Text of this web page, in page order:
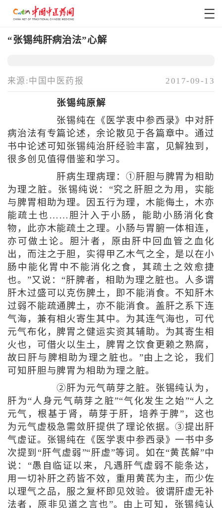
“张锡纯肝病治法”心解
来源:中国中医药报 2017-09-13
张锡纯原解
张锡纯在《医学衷中参西录》中对肝
病治法有专篇论述，余论散见于各篇章中。通过
书中论述可知张锡纯治肝经验丰富，见解独到，
很多创见值得借鉴和学习。
肝病生理病理：①肝胆与脾胃为相助
为理之脏。张锡纯说：“究之肝胆之为用，实能
与脾胃相助为理。因五行为理，木能侮土，木亦
能疏土也……胆汁入于小肠，能助小肠消化食
物，此亦木能疏土之理。小肠与胃腑一体相连，
亦可做土论。胆汁者，原由肝中回血管之血化
出，而注之于胆，实得甲乙木气之全，是以在小
肠中能化胃中不能消化之食，其疏土之效愈捷
也。”又说：“肝脾者，相助为理之脏也。人多谓
肝木过盛可以克伤脾土，即不能消食。不知肝木
过弱不能疏通脾土，亦不能消食。盖肝之系下连
气海，兼有相火寄生其中。为其连气海也，可代
元气布化，脾胃之健运实资其辅助。为其寄生相
火也，可借火以生土，脾胃之饮食更赖之熟腐，
故曰肝与脾相助为理之脏也。”由上之论，我们
可知肝胆与脾胃为相助为理之脏。
②肝为元气萌芽之脏。张锡纯认为，
肝为“人身元气萌芽之脏”“气化发生之始”“人之
元气，根基于肾，萌芽于肝，培养于脾”，这也
为元气虚极急需敛肝提供了理论依据。③提出肝
气虚证。张锡纯在《医学衷中参西录》一书中多
次提到“肝气虚弱”“肝虚”等词。如在“黄芪解”中
说：“愚自临证以来，凡遇肝气虚弱不能条达，
用一切补肝之药皆不效，重用黄芪为主，而少佐
以理气之品，服之复杯即见效验。彼谓肝虚无补
法者，原非见道之言也”。由上可知，张锡纯认